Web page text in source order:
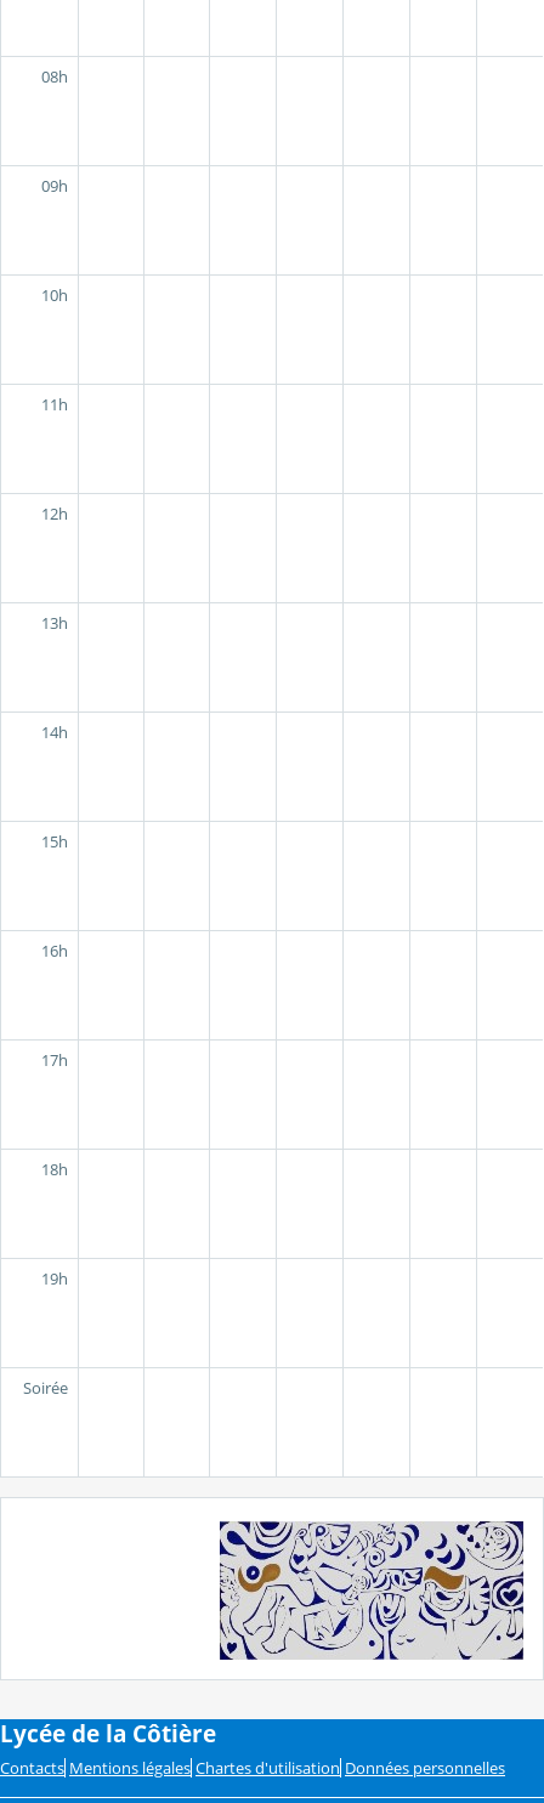
08h
09h
10h
11h
12h
13h
14h
15h
16h
17h
18h
19h
Soirée
Lycée de la Côtière
Contacts Mentions légales Chartes d'utilisation Données personnelles